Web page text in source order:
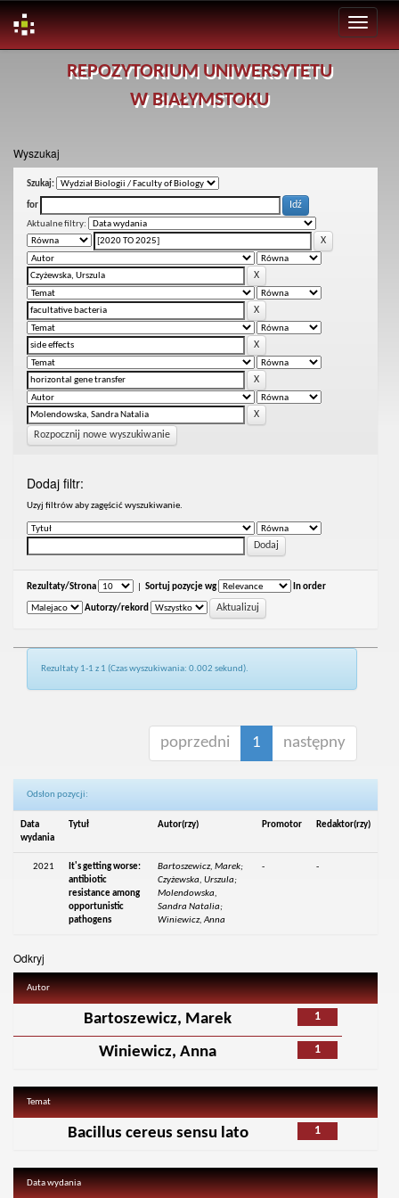
REPOZYTORIUM UNIWERSYTETU
W BIAŁYMSTOKU
Wyszukaj
Szukaj:
for
Aktualne filtry:
Rozpocznij nowe wyszukiwanie
Dodaj filtr:
Uzyj filtrów aby zagęścić wyszukiwanie.
Rezultaty/Strona Sortuj pozycje wg In order
Autorzy/rekord
Rezultaty 1-1 z 1 (Czas wyszukiwania: 0.002 sekund).
poprzedni 1 następny
Odsłon pozycji:
Data
wydania
Tytuł Autor(rzy) Promotor Redaktor(rzy)
2021
It's getting worse:
antibiotic
resistance among
opportunistic
pathogens
Bartoszewicz, Marek;
Czyżewska, Urszula;
Molendowska,
Sandra Natalia;
Winiewicz, Anna
- -
Odkryj
Autor
1
Bartoszewicz, Marek
1
Winiewicz, Anna
Temat
1
Bacillus cereus sensu lato
Data wydania